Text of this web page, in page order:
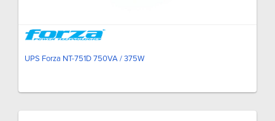
UPS Forza NT-751D 750VA / 375W